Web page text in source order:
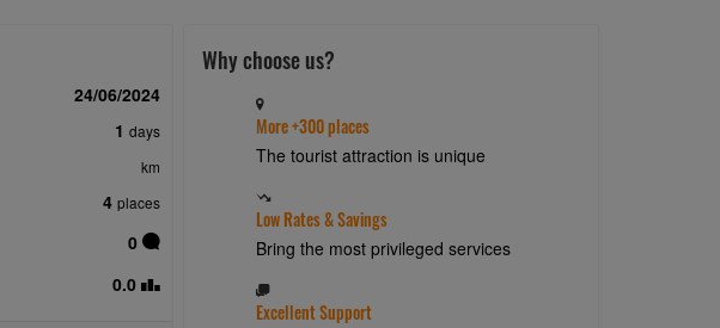
24/06/2024
1 days
km
4 places
0
0.0
Why choose us?
More +300 places
The tourist attraction is unique
Low Rates & Savings
Bring the most privileged services
Excellent Support